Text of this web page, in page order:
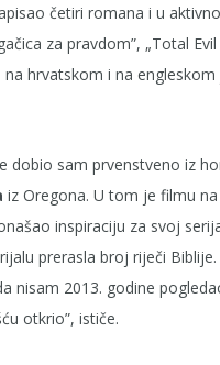
četiri romana i u
za pravdom”, „Total
hrvatskom i na
dobio sam prvenstveno iz
iz Oregona. U tom je filmu
inspiraciju za svoj
prerasla broj riječi
nisam 2013. godine
otkrio”, ističe.